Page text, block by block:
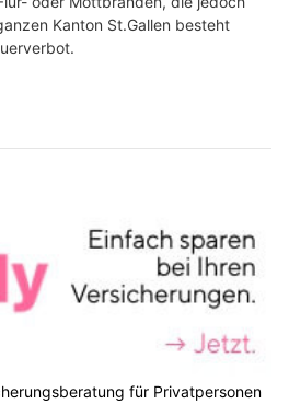
Kanton St.Gallen besteht
für Privatpersonen